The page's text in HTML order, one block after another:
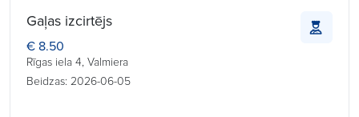
Gaļas izcirtējs
€ 8.50
Rīgas iela 4, Valmiera
Beidzas: 2026-06-05